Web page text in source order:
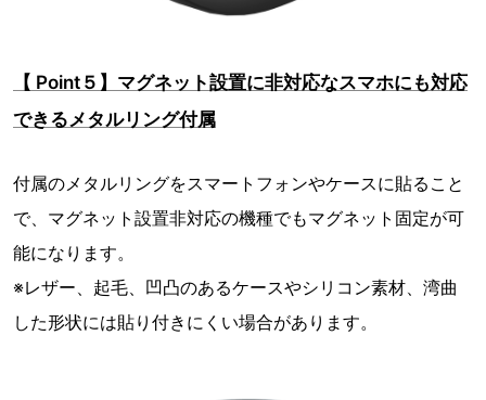
【 Point５】マグネット設置に非対応なスマホにも対応
できるメタルリング付属
付属のメタルリングをスマートフォンやケースに貼ること
で、マグネット設置非対応の機種でもマグネット固定が可
能になります。
※レザー、起毛、凹凸のあるケースやシリコン素材、湾曲
した形状には貼り付きにくい場合があります。